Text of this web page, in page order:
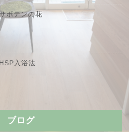
ボテンの花
HSP入浴法
ブログ